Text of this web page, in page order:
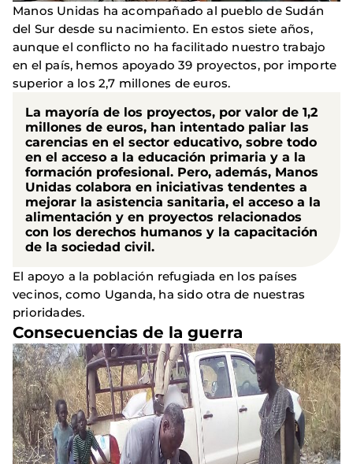
Manos Unidas ha acompañado al pueblo de Sudán
del Sur desde su nacimiento. En estos siete años,
aunque el conflicto no ha facilitado nuestro trabajo
en el país, hemos apoyado 39 proyectos, por importe
superior a los 2,7 millones de euros.
La mayoría de los proyectos, por valor de 1,2
millones de euros, han intentado paliar las
carencias en el sector educativo, sobre todo
en el acceso a la educación primaria y a la
formación profesional. Pero, además, Manos
Unidas colabora en iniciativas tendentes a
mejorar la asistencia sanitaria, el acceso a la
alimentación y en proyectos relacionados
con los derechos humanos y la capacitación
de la sociedad civil.
El apoyo a la población refugiada en los países
vecinos, como Uganda, ha sido otra de nuestras
prioridades.
Consecuencias de la guerra